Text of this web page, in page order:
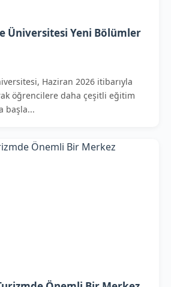
Üniversitesi Yeni Bölümler
Haziran 2026 itibarıyla
öğrencilere daha çeşitli eğitim
başla...